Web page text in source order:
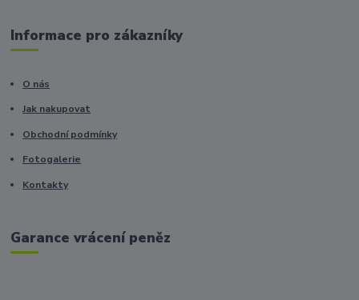
Informace pro zákazníky
O nás
Jak nakupovat
Obchodní podmínky
Fotogalerie
Kontakty
Garance vrácení peněz